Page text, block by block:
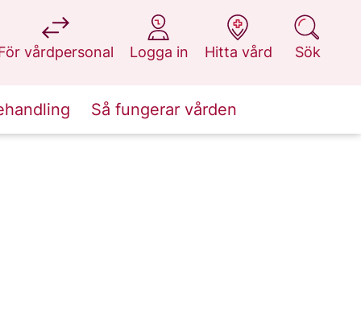
vårdpersonal
på 1177.se
Logga in
på 1177.se
Hitta vård
på 1177.se
Sök
på 1177.se
Så fungerar vården